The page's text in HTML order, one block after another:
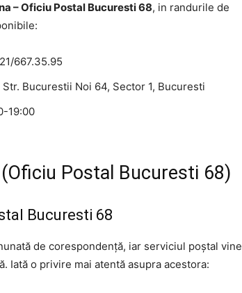
– Oficiu Postal Bucuresti 68, in randurile de
667.35.95
Bucurestii Noi 64, Sector 1, Bucuresti
19:00
Postal Bucuresti 68)
Bucuresti 68
de corespondență, iar serviciul poștal vine
Iată o privire mai atentă asupra acestora: